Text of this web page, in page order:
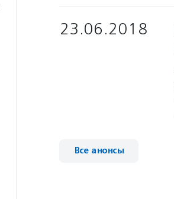
23.06.2018
Все анонсы